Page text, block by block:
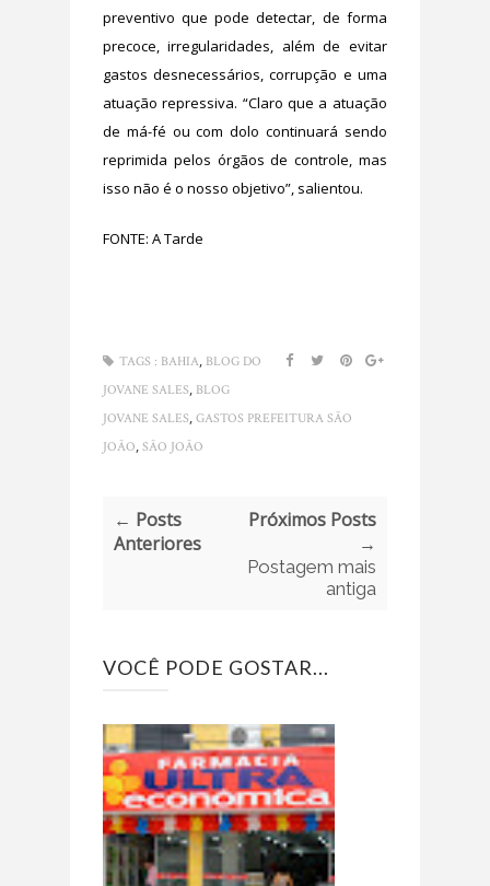
preventivo que pode detectar, de forma
precoce, irregularidades, além de evitar
gastos desnecessários, corrupção e uma
atuação repressiva. “Claro que a atuação
de má-fé ou com dolo continuará sendo
reprimida pelos órgãos de controle, mas
isso não é o nosso objetivo”, salientou.
FONTE: A Tarde
TAGS : BAHIA BLOG DO
JOVANE SALES BLOG
JOVANE SALES GASTOS PREFEITURA SÃO
JOÃO SÃO JOÃO
← Posts
Anteriores
Próximos Posts
→
Postagem mais
antiga
VOCÊ PODE GOSTAR...